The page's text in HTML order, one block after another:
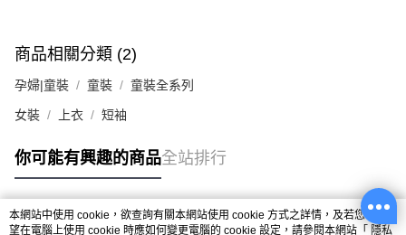
商品相關分類 (2)
孕婦|童裝 童裝 童裝全系列
女裝 上衣 短袖
你可能有興趣的商品全站排行
熱門標籤
本網站中使用 cookie，欲查詢有關本網站使用 cookie 方式之詳情，及若您不希
望在電腦上使用 cookie 時應如何變更電腦的 cookie 設定，請參閱本網站「 隱私